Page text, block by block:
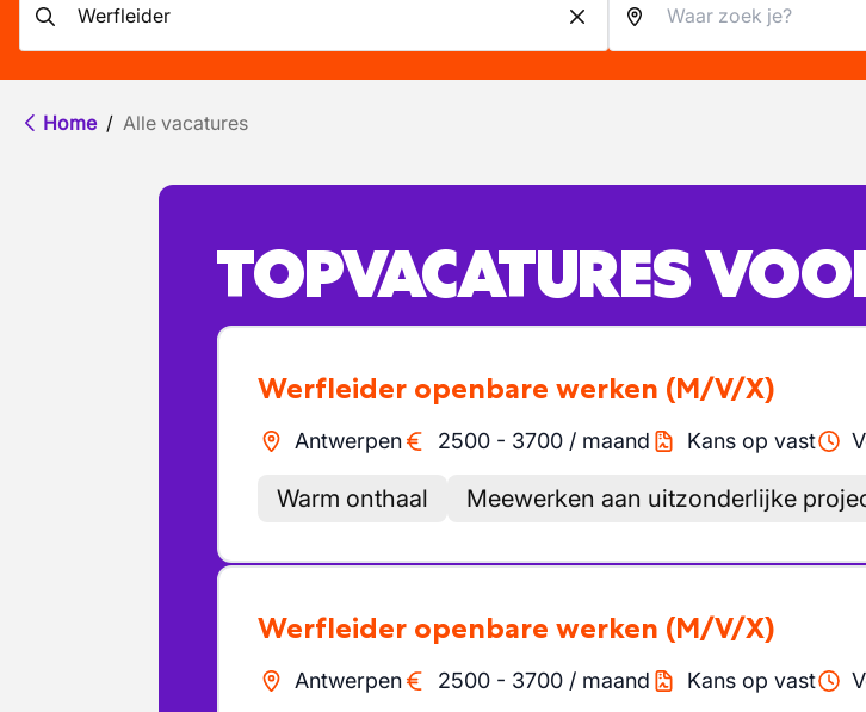
Home / Alle vacatures
TOPVACATURES
Werfleider openbare werken (M/V/X)
Antwerpen 2500 - 3700 / maand Kans op vast
Warm onthaal Meewerken aan uitzonderlijke
Werfleider openbare werken (M/V/X)
Antwerpen 2500 - 3700 / maand Kans op vast